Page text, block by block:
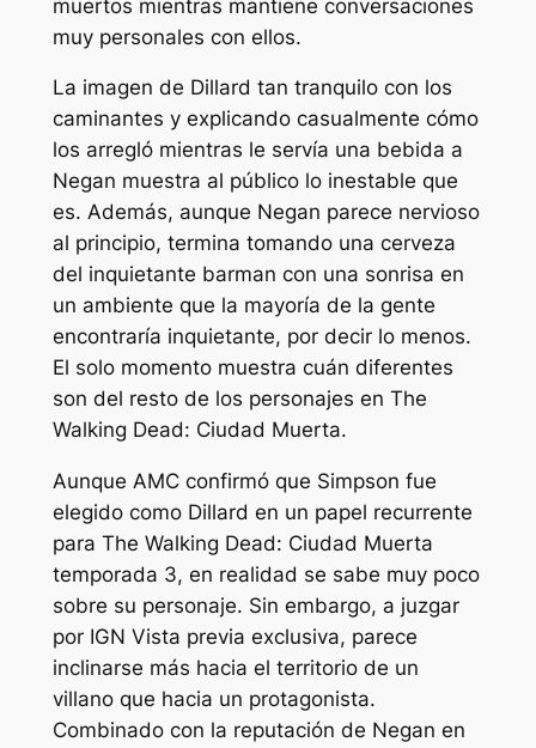
muertos mientras mantiene conversaciones
muy personales con ellos.
La imagen de Dillard tan tranquilo con los
caminantes y explicando casualmente cómo
los arregló mientras le servía una bebida a
Negan muestra al público lo inestable que
es. Además, aunque Negan parece nervioso
al principio, termina tomando una cerveza
del inquietante barman con una sonrisa en
un ambiente que la mayoría de la gente
encontraría inquietante, por decir lo menos.
El solo momento muestra cuán diferentes
son del resto de los personajes en The
Walking Dead: Ciudad Muerta.
Aunque AMC confirmó que Simpson fue
elegido como Dillard en un papel recurrente
para The Walking Dead: Ciudad Muerta
temporada 3, en realidad se sabe muy poco
sobre su personaje. Sin embargo, a juzgar
porIGN Vista previa exclusiva, parece
inclinarse más hacia el territorio de un
villano que hacia un protagonista.
Combinado con la reputación de Negan en